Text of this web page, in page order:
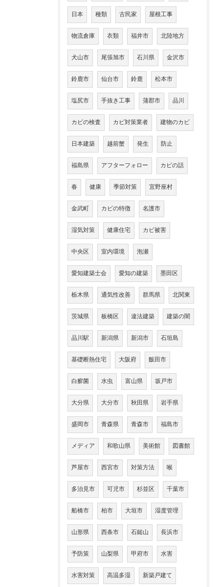
日本 種類 古民家 屋根工事
物流倉庫 衣類 福井市 北陸地方
犬山市 尾張旭市 石川県 金沢市
鈴鹿市 仙台市 鈴鹿 松本市
塩尻市 手抜き工事 蒲郡市 品川
カビの検査 カビ対策業者 建物のカビ
日本建築 越前蟹 発生 防止
福島県 アフターフォロー カビの話
春 健康 季節対策 宜野座村
金武町 カビの特徴 名護市
湿気対策 健康住宅 カビ被害
中央区 室内環境 泡瀬
愛知建築士会 愛知の建築 墨田区
栃木県 通気性改善 群馬県 北関東
茨城県 板橋区 違法建築 建築の闇
品川駅 新潟県 新潟市 石垣島
基礎断熱住宅 大阪府 飯田市
白癬菌 水虫 富山県 坂戸市
大分県 大分市 秋田県 岩手県
盛岡市 青森県 青森市 福島市
メディア 和歌山県 美術館 図書館
芦屋市 西宮市 対策方法 喉
多治見市 可児市 杉並区 千葉市
船橋市 柏市 大垣市 湿度管理
山形県 西条市 石鎚山 長浜市
予防策 山梨県 甲府市 水害
水害対策 高温多湿 新築戸建て